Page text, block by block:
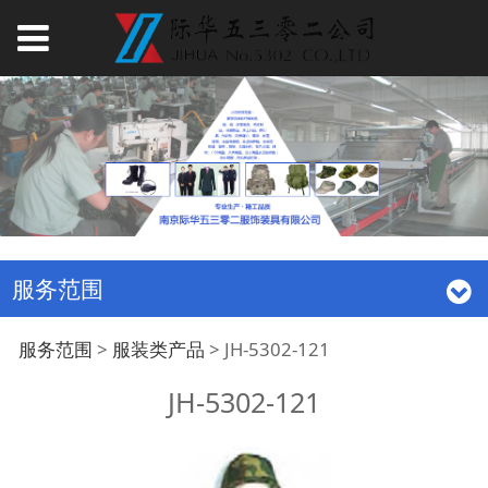
服务范围
JH-5302-121
服务范围 > 服装类产品 > JH-5302-121
JH-5302-121